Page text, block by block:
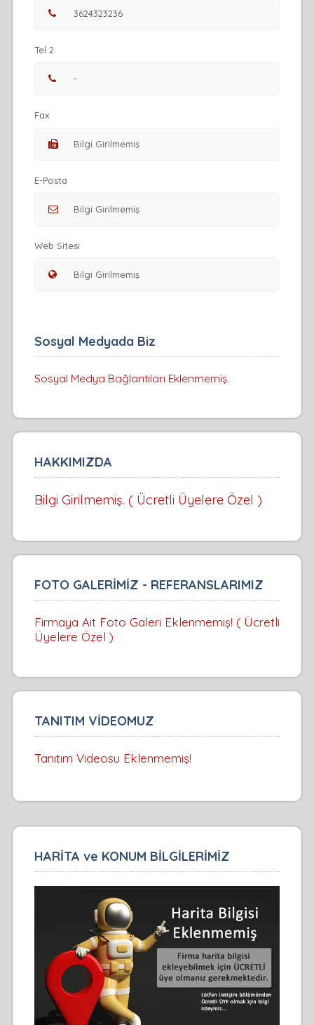
Tel 2
Fax
E-Posta
Web Sitesi
Sosyal Medyada Biz
Sosyal Medya Bağlantıları Eklenmemiş.
HAKKIMIZDA
Bilgi Girilmemiş. ( Ücretli Üyelere Özel )
FOTO GALERİMİZ - REFERANSLARIMIZ
Firmaya Ait Foto Galeri Eklenmemiş! ( Ücretli
Üyelere Özel )
TANITIM VİDEOMUZ
Tanıtım Videosu Eklenmemiş!
HARİTA ve KONUM BİLGİLERİMİZ